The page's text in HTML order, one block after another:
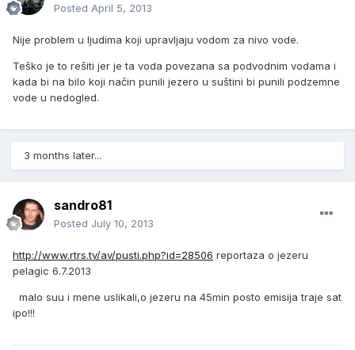
Posted April 5, 2013
Nije problem u ljudima koji upravljaju vodom za nivo vode.
Teško je to rešiti jer je ta voda povezana sa podvodnim vodama i
kada bi na bilo koji način punili jezero u suštini bi punili podzemne
vode u nedogled.
3 months later...
sandro81
Posted July 10, 2013
http://www.rtrs.tv/av/pusti.php?id=28506 reportaza o jezeru
pelagic 6.7.2013
malo suu i mene uslikali,o jezeru na 45min posto emisija traje sat
ipo!!!